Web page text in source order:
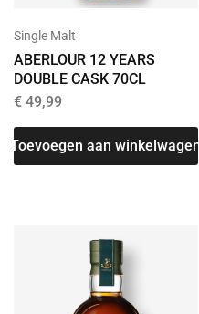
Single Malt
ABERLOUR 12 YEARS
DOUBLE CASK 70CL
€ 49,99
Toevoegen aan winkelwagen